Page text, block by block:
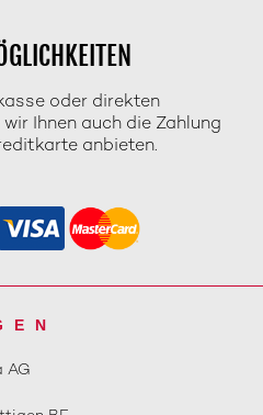
oder direkten
Ihnen auch die Zahlung
anbieten.
AG